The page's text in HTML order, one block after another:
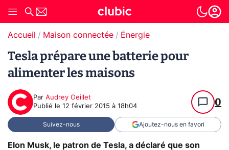
Accueil Maison connectée Énergie
Tesla prépare une batterie pour
alimenter les maisons
Par Audrey Oeillet
Publié le 12 février 2015 à 18h04 0
Suivez-nous Ajoutez-nous en favori
Elon Musk, le patron de Tesla, a déclaré que son